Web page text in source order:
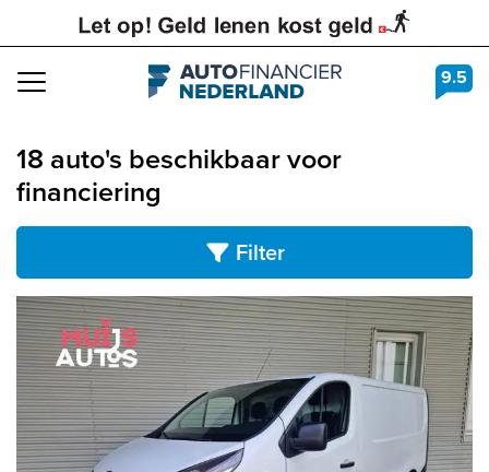
Navigation 9.5
18 auto's beschikbaar voor
financiering
Filter